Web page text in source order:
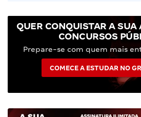
QUER CONQUISTAR A SUA
CONCURSOS
Prepare-se com quem mais
COMECE A ESTUDAR NO